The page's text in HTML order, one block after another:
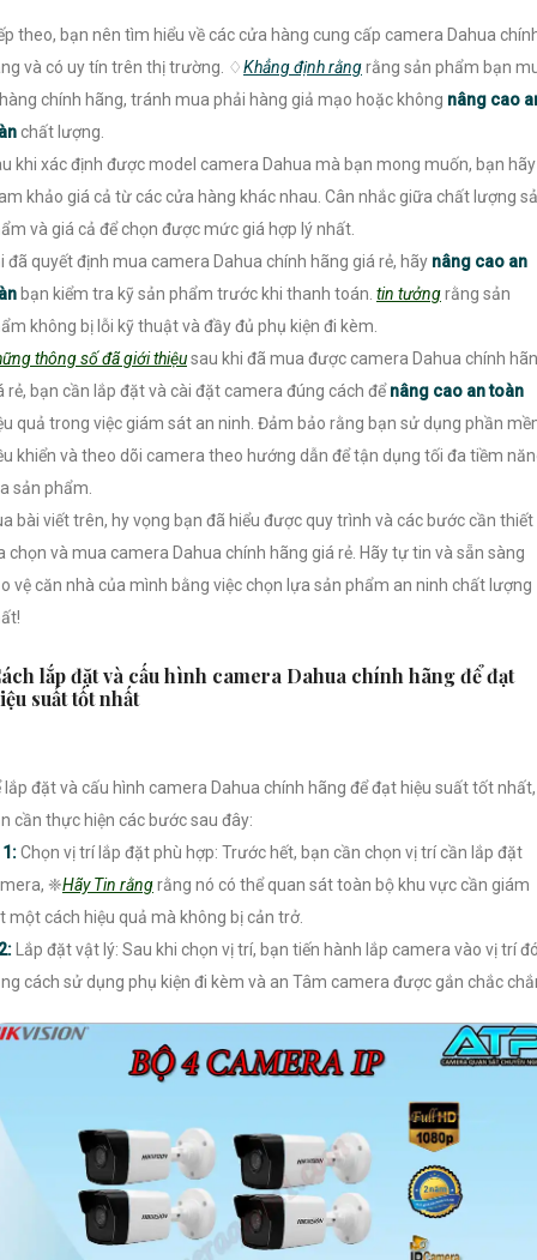
theo, bạn nên tìm hiểu về các cửa hàng cung cấp camera Dahua
và có uy tín trên thị trường. ♢Khẳng định rằngrằng sản phẩm bạn
chính hãng, tránh mua phải hàng giả mạo hoặc không nâng cao
chất lượng.
khi xác định được model camera Dahua mà bạn mong muốn, bạn hãy
khảo giá cả từ các cửa hàng khác nhau. Cân nhắc giữa chất lượng
và giá cả để chọn được mức giá hợp lý nhất.
đã quyết định mua camera Dahua chính hãng giá rẻ, hãy nâng cao an
bạn kiểm tra kỹ sản phẩm trước khi thanh toán. tin tưởngrằng sản
không bị lỗi kỹ thuật và đầy đủ phụ kiện đi kèm.
thông số đã giới thiệusau khi đã mua được camera Dahua chính
rẻ, bạn cần lắp đặt và cài đặt camera đúng cách đểnâng cao an toàn
quả trong việc giám sát an ninh. Đảm bảo rằng bạn sử dụng phần
khiển và theo dõi camera theo hướng dẫn để tận dụng tối đa tiềm
sản phẩm.
bài viết trên, hy vọng bạn đã hiểu được quy trình và các bước cần thiết
chọn và mua camera Dahua chính hãng giá rẻ. Hãy tự tin và sẵn sàng
vệ căn nhà của mình bằng việc chọn lựa sản phẩm an ninh chất lượng
lắp đặt và cấu hình camera Dahua chính hãng để đạt
suất tốt nhất
lắp đặt và cấu hình camera Dahua chính hãng để đạt hiệu suất tốt nhất,
cần thực hiện các bước sau đây:
1:Chọn vị trí lắp đặt phù hợp: Trước hết, bạn cần chọn vị trí cần lắp đặt
❈Hãy Tin rằngrằng nó có thể quan sát toàn bộ khu vực cần giám
một cách hiệu quả mà không bị cản trở.
Lắp đặt vật lý: Sau khi chọn vị trí, bạn tiến hành lắp camera vào vị trí
cách sử dụng phụ kiện đi kèm và an Tâm camera được gắn chắc